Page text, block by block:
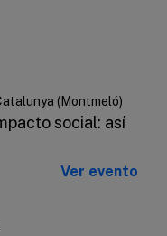
(Montmeló)
social: así
Ver evento